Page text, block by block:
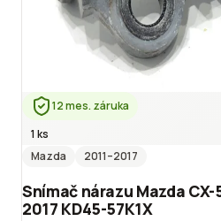
12 mes. záruka
1 ks
Mazda
2011–2017
Snímač nárazu Mazda CX-
2017 KD45-57K1X